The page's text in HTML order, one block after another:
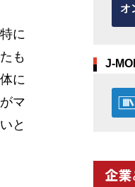
に
も
に
マ
と
オ
J-